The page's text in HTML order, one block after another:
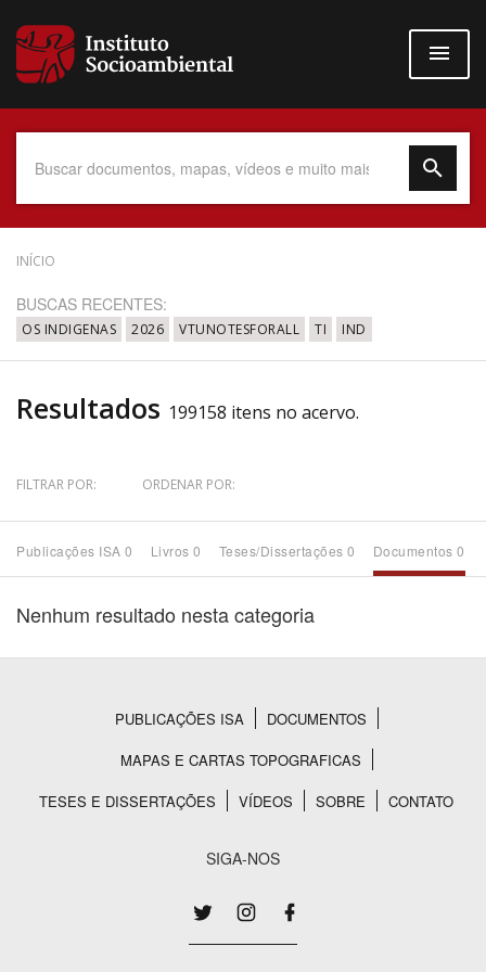
para
conteúdo
Data do Documento
Até
Povo Indígena
INÍCIO
BUSCAS RECENTES:
OS INDIGENAS 2026 VTUNOTESFORALL TI IND
Resultados 199158 itens no acervo.
FILTRAR POR: ORDENAR POR:
Publicações ISA 0 Livros 0 Teses/Dissertações 0 Documentos 0
Nenhum resultado nesta categoria
Rodapé
PUBLICAÇÕES ISA
DOCUMENTOS
MAPAS E CARTAS TOPOGRAFICAS
TESES E DISSERTAÇÕES
VÍDEOS SOBRE CONTATO
SIGA-NOS